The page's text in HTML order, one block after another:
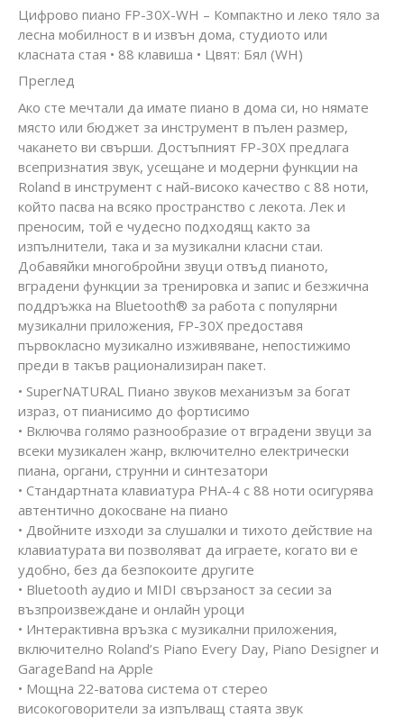
Цифрово пиано FP-30X-WH – Компактно и леко тяло за
лесна мобилност в и извън дома, студиото или
класната стая • 88 клавиша • Цвят: Бял (WH)
Преглед
Ако сте мечтали да имате пиано в дома си, но нямате
място или бюджет за инструмент в пълен размер,
чакането ви свърши. Достъпният FP-30X предлага
всепризнатия звук, усещане и модерни функции на
Roland в инструмент с най-високо качество с 88 ноти,
който пасва на всяко пространство с лекота. Лек и
преносим, ​​той е чудесно подходящ както за
изпълнители, така и за музикални класни стаи.
Добавяйки многобройни звуци отвъд пианото,
вградени функции за тренировка и запис и безжична
поддръжка на Bluetooth® за работа с популярни
музикални приложения, FP-30X предоставя
първокласно музикално изживяване, непостижимо
преди в такъв рационализиран пакет.
• SuperNATURAL Пиано звуков механизъм за богат
израз, от пианисимо до фортисимо
• Включва голямо разнообразие от вградени звуци за
всеки музикален жанр, включително електрически
пиана, органи, струнни и синтезатори
• Стандартната клавиатура PHA-4 с 88 ноти осигурява
автентично докосване на пиано
• Двойните изходи за слушалки и тихото действие на
клавиатурата ви позволяват да играете, когато ви е
удобно, без да безпокоите другите
• Bluetooth аудио и MIDI свързаност за сесии за
възпроизвеждане и онлайн уроци
• Интерактивна връзка с музикални приложения,
включително Roland’s Piano Every Day, Piano Designer и
GarageBand на Apple
• Мощна 22-ватова система от стерео
високоговорители за изпълващ стаята звук